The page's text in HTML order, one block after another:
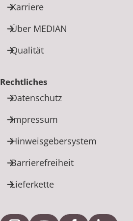
Karriere
Über MEDIAN
Qualität
Rechtliches
Datenschutz
Impressum
Hinweisgebersystem
Barrierefreiheit
Lieferkette